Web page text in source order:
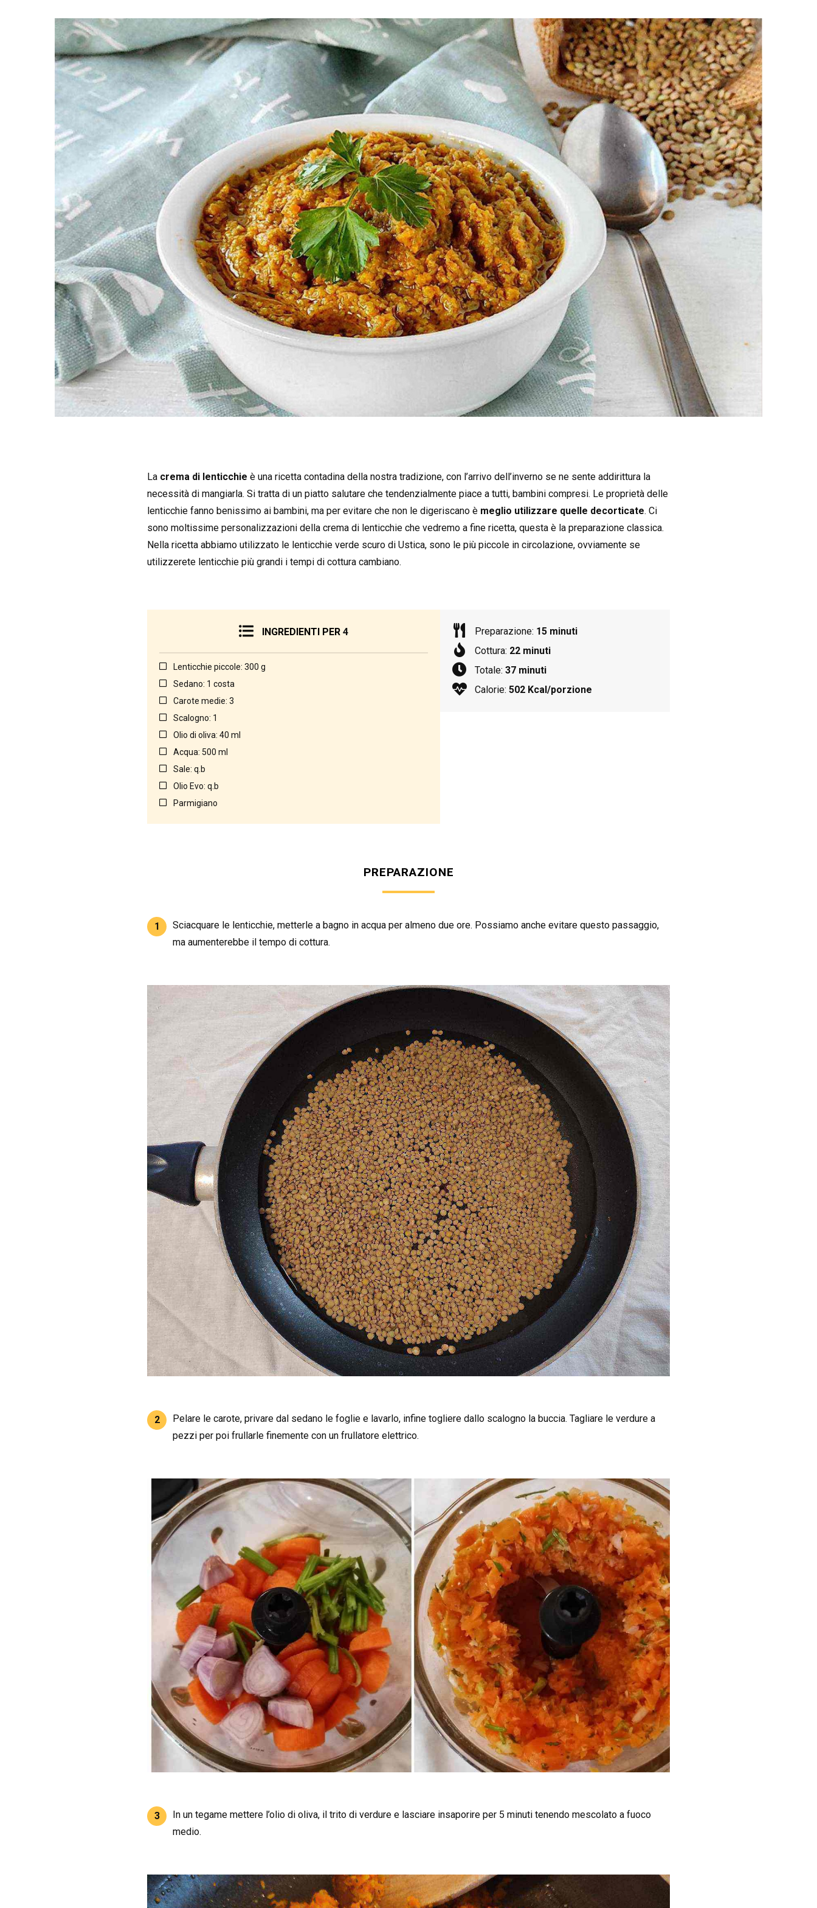
Premi invio per cercare o ESC per uscire
La crema di lenticchie è una ricetta contadina della nostra tradizione, con l’arrivo dell’inverno se ne sente addirittura la
necessità di mangiarla. Si tratta di un piatto salutare che tendenzialmente piace a tutti, bambini compresi. Le proprietà delle
lenticchie fanno benissimo ai bambini, ma per evitare che non le digeriscano è meglio utilizzare quelle decorticate. Ci
sono moltissime personalizzazioni della crema di lenticchie che vedremo a fine ricetta, questa è la preparazione classica.
Nella ricetta abbiamo utilizzato le lenticchie verde scuro di Ustica, sono le più piccole in circolazione, ovviamente se
utilizzerete lenticchie più grandi i tempi di cottura cambiano.
INGREDIENTI PER 4
Lenticchie piccole: 300 g
Sedano: 1 costa
Carote medie: 3
Scalogno: 1
Olio di oliva: 40 ml
Acqua: 500 ml
Sale: q.b
Olio Evo: q.b
Parmigiano
Preparazione: 15 minuti
Cottura: 22 minuti
Totale:37 minuti
Calorie:502 Kcal/porzione
PREPARAZIONE
1
Sciacquare le lenticchie, metterle a bagno in acqua per almeno due ore. Possiamo anche evitare questo passaggio,
ma aumenterebbe il tempo di cottura.
2
Pelare le carote, privare dal sedano le foglie e lavarlo, infine togliere dallo scalogno la buccia. Tagliare le verdure a
pezzi per poi frullarle finemente con un frullatore elettrico.
3
In un tegame mettere l’olio di oliva, il trito di verdure e lasciare insaporire per 5 minuti tenendo mescolato a fuoco
medio.